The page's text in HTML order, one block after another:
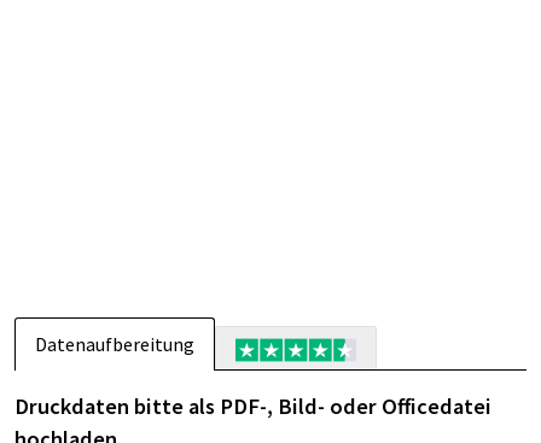
Datenaufbereitung
Druckdaten bitte als PDF-, Bild- oder Officedatei